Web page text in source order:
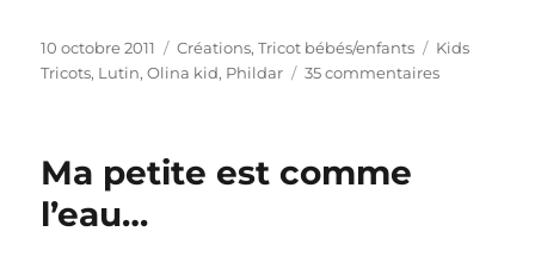
Publié
le
10 octobre 2011 Catégories
Créations,Tricot bébés/enfants Étiquettes
Kids
Tricots, Lutin,Olina kid, Phildar 35 commentairessur
Ma petite est comme
l’eau…